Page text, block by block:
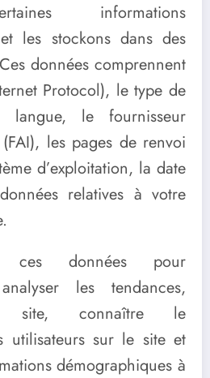
informations
les stockons dans des
données comprennent
Protocol), le type de
le fournisseur
les pages de renvoi
d’exploitation, la date
relatives à votre
ces données pour
les tendances,
site, connaître le
utilisateurs sur le site et
démographiques à